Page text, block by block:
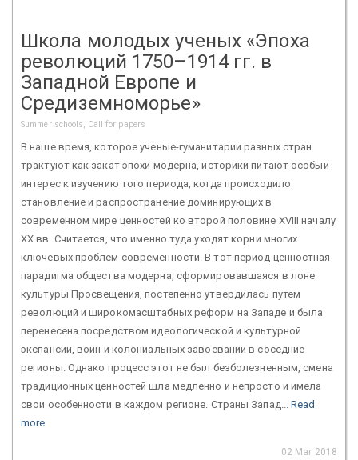
Школа молодых ученых «Эпоха
революций 1750–1914 гг. в
Западной Европе и
Средиземноморье»
Summer schools, Call for papers
В наше время, которое ученые-гуманитарии разных стран
трактуют как закат эпохи модерна, историки питают особый
интерес к изучению того периода, когда происходило
становление и распространение доминирующих в
современном мире ценностей ко второй половине XVIII началу
XX вв. Считается, что именно туда уходят корни многих
ключевых проблем современности. В тот период ценностная
парадигма общества модерна, сформировавшаяся в лоне
культуры Просвещения, постепенно утвердилась путем
революций и широкомасштабных реформ на Западе и была
перенесена посредством идеологической и культурной
экспансии, войн и колониальных завоеваний в соседние
регионы. Однако процесс этот не был безболезненным, смена
традиционных ценностей шла медленно и непросто и имела
свои особенности в каждом регионе. Страны Запад...Read
more
02 Mar 2018